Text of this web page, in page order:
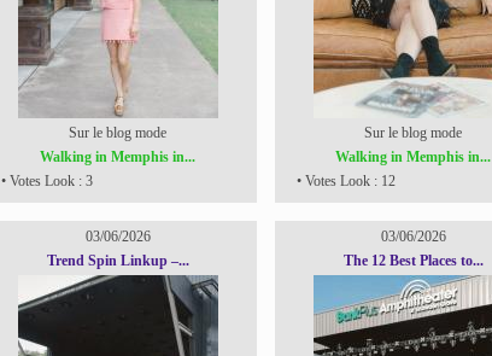
Sur le blog mode
Walking in Memphis in...
• Votes Look : 3
Sur le blog mode
Walking in Memphis in...
• Votes Look : 12
03/06/2026
Trend Spin Linkup –...
03/06/2026
The 12 Best Places to...